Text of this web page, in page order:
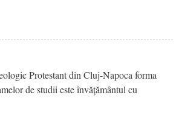
Protestant din Cluj-Napoca forma
de studii este învățământul cu